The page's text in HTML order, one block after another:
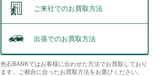
ご来社でのお買取方法
出張でのお買取方法
色石BANKではお客様に合わせた方法でお買取しており
ます。ご都合に合ったお買取方法をお選びください。